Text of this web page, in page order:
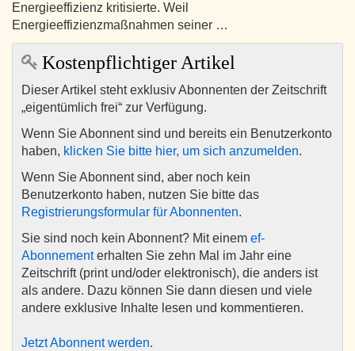
Energieeffizienz kritisierte. Weil
Energieeffizienzmaßnahmen seiner …
Kostenpflichtiger Artikel
Dieser Artikel steht exklusiv Abonnenten der Zeitschrift
„eigentümlich frei“ zur Verfügung.
Wenn Sie Abonnent sind und bereits ein Benutzerkonto
haben, klicken Sie bitte hier, um sich anzumelden.
Wenn Sie Abonnent sind, aber noch kein
Benutzerkonto haben, nutzen Sie bitte das
Registrierungsformular für Abonnenten.
Sie sind noch kein Abonnent? Mit einem ef-
Abonnementerhalten Sie zehn Mal im Jahr eine
Zeitschrift (print und/oder elektronisch), die anders ist
als andere. Dazu können Sie dann diesen und viele
andere exklusive Inhalte lesen und kommentieren.
Jetzt Abonnent werden.